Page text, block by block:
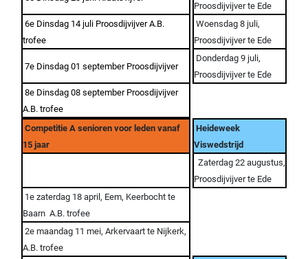
Proosdijvijver te Ede
6e Dinsdag 14 juli Proosdijvijver A.B.
trofee
Woensdag 8 juli,
Proosdijvijver te Ede
7e Dinsdag 01 september Proosdijvijver
Donderdag 9 juli,
Proosdijvijver te Ede
8e Dinsdag 08 september Proosdijvijver
A.B. trofee
Competitie A senioren voor leden vanaf
15 jaar
Heideweek
Viswedstrijd
Zaterdag 22 augustus,
Proosdijvijver te Ede
1e zaterdag 18 april, Eem, Keerbocht te
Baarn A.B. trofee
2e maandag 11 mei, Arkervaart te Nijkerk,
A.B. trofee